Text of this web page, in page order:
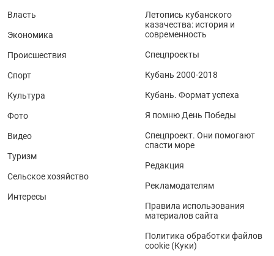
Власть
Экономика
Происшествия
Спорт
Культура
Фото
Видео
Туризм
Сельское хозяйство
Интересы
Летопись кубанского
казачества: история и
современность
Спецпроекты
Кубань 2000-2018
Кубань. Формат успеха
Я помню День Победы
Спецпроект. Они помогают
спасти море
Редакция
Рекламодателям
Правила использования
материалов сайта
Политика обработки файлов
cookie (Куки)